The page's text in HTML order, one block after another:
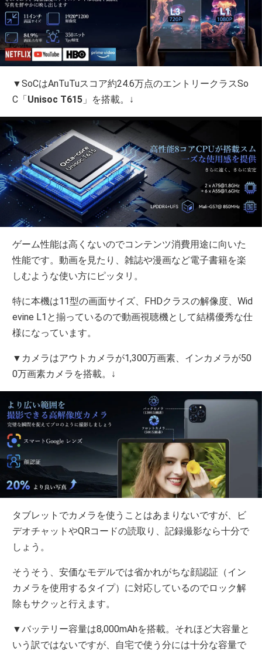
▼SoCはAnTuTuスコア約24.6万点のエントリークラスSo
C「Unisoc T615 」を搭載。↓
ゲーム性能は高くないのでコンテンツ消費用途に向いた
性能です。動画を見たり、雑誌や漫画など電子書籍を楽
しむような使い方にピッタリ。
特に本機は11型の画面サイズ、FHDクラスの解像度、Wid
evine L1と揃っているので動画視聴機として結構優秀な仕
様になっています。
▼カメラはアウトカメラが1,300万画素、インカメラが50
0万画素カメラを搭載。↓
タブレットでカメラを使うことはあまりないですが、ビ
デオチャットやQRコードの読取り、記録撮影なら十分で
しょう。
そうそう、安価なモデルでは省かれがちな顔認証（イン
カメラを使用するタイプ）に対応しているのでロック解
除もサクッと行えます。
▼バッテリー容量は8,000mAhを搭載。それほど大容量と
いう訳ではないですが、自宅で使う分には十分な容量で